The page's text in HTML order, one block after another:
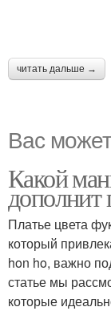
читать дальше →
Вас
Какой
дополнит
Платье цвета
который
hon ho, важно
статье мы
которые